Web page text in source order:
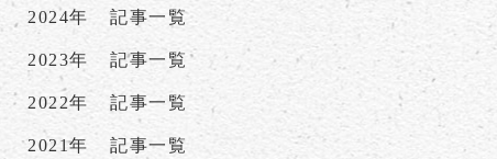
2024年 記事一覧
2023年 記事一覧
2022年 記事一覧
2021年 記事一覧